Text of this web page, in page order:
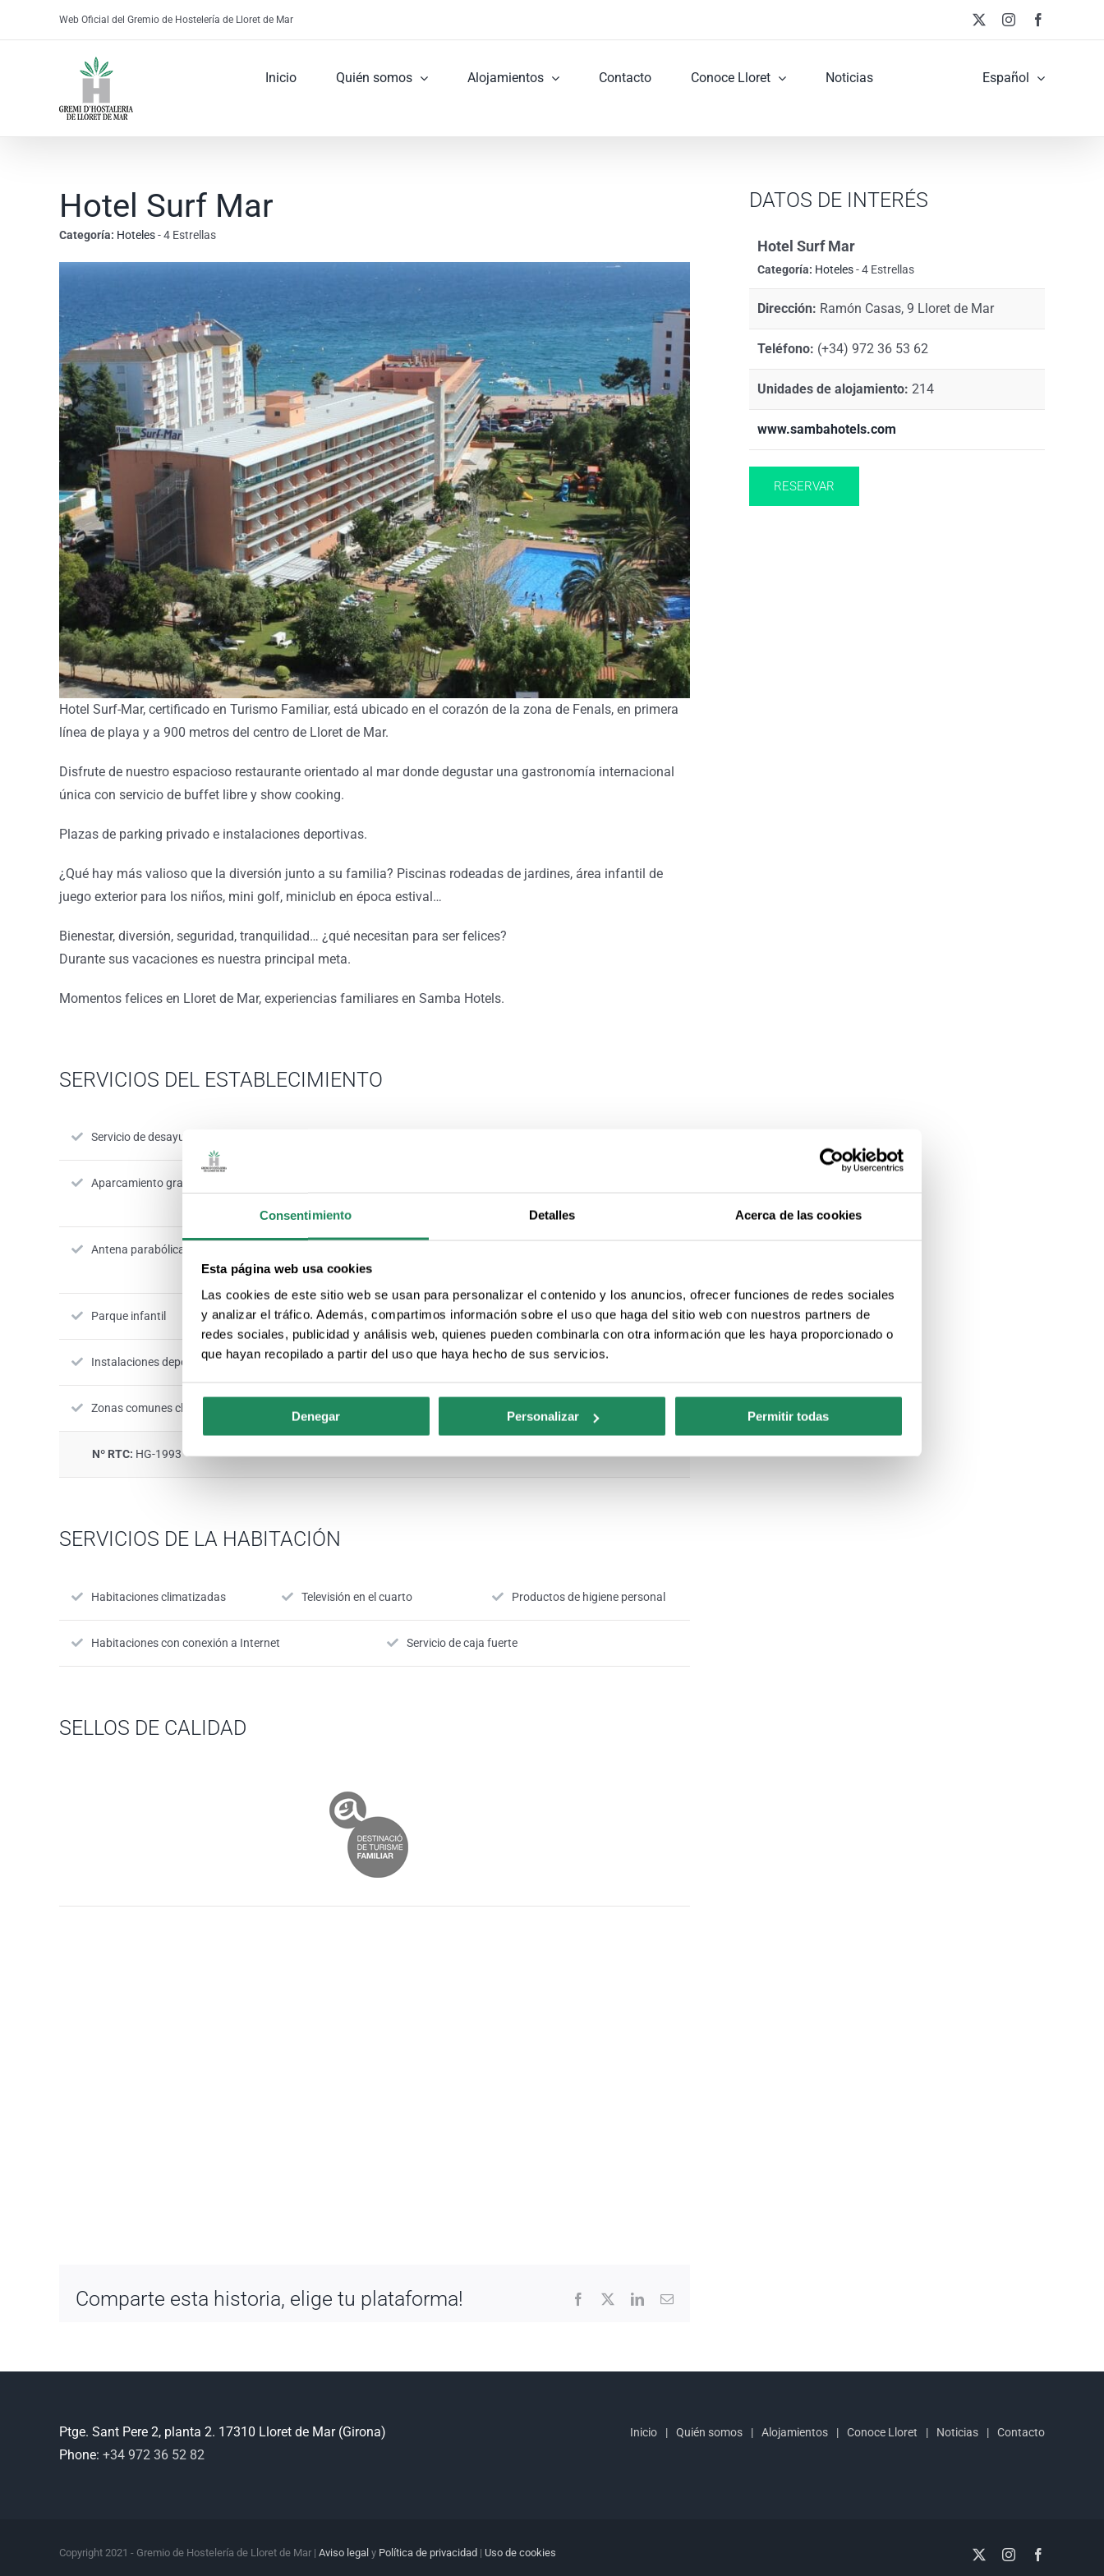
Consentimiento Detalles Acerca de las cookies
Esta página web usa cookies
Las cookies de este sitio web se usan para personalizar el contenido y los anuncios, ofrecer funciones de redes sociales
y analizar el tráfico. Además, compartimos información sobre el uso que haga del sitio web con nuestros partners de
redes sociales, publicidad y análisis web, quienes pueden combinarla con otra información que les haya proporcionado o
que hayan recopilado a partir del uso que haya hecho de sus servicios.
Denegar Personalizar Permitir todas
Web Oficial del Gremio de Hostelería de Lloret de Mar Instagram
Inicio Quién somos Alojamientos Contacto Conoce Lloret Noticias Español
Hotel Surf Mar
Categoría: Hoteles- 4 Estrellas
Image
Hotel Surf-Mar, certificado en Turismo Familiar, está ubicado en el corazón de la zona de Fenals, en primera
línea de playa y a 900 metros del centro de Lloret de Mar.
Disfrute de nuestro espacioso restaurante orientado al mar donde degustar una gastronomía internacional
única con servicio de buffet libre y show cooking.
Plazas de parking privado e instalaciones deportivas.
¿Qué hay más valioso que la diversión junto a su familia? Piscinas rodeadas de jardines, área infantil de
juego exterior para los niños, mini golf, miniclub en época estival…
Bienestar, diversión, seguridad, tranquilidad… ¿qué necesitan para ser felices?
Durante sus vacaciones es nuestra principal meta.
Momentos felices en Lloret de Mar, experiencias familiares en Samba Hotels.
SERVICIOS DEL ESTABLECIMIENTO
Servicio de desayunos
Aparcamiento gratuito
Antena parabólica
Parque infantil Animación infantil y/o turística Bar
Instalaciones deportivas Servicio de custodia de valores Servicio de canguro
Zonas comunes climatizadas Recepción 24 horas
Nº RTC: HG-1993
SERVICIOS DE LA HABITACIÓN
Habitaciones climatizadas Televisión en el cuarto Productos de higiene personal
Habitaciones con conexión a Internet Servicio de caja fuerte
SELLOS DE CALIDAD
Comparte esta historia, elige tu plataforma! Facebook LinkedInEmail
DATOS DE INTERÉS
Hotel Surf Mar
Categoría: Hoteles- 4 Estrellas
Dirección: Ramón Casas, 9 Lloret de Mar
Teléfono: (+34) 972 36 53 62
Unidades de alojamiento: 214
www.sambahotels.com
RESERVAR
Ptge. Sant Pere 2, planta 2. 17310 Lloret de Mar (Girona)
Phone: +34 972 36 52 82
Inicio Quién somos Alojamientos Conoce Lloret Noticias Contacto
Copyright 2021 - Gremio de Hostelería de Lloret de Mar | Aviso legal y Política de privacidad | Uso de cookies Instagram